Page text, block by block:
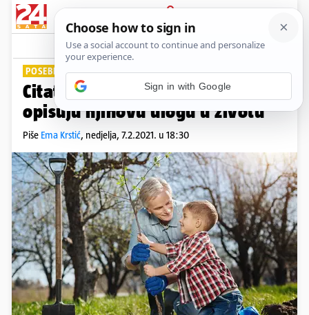
PRIJAVA
Lifestyle Komentari
POSEBNA VEZA
Citati o djedovima koji najbolje
opisuju njihovu ulogu u životu
Piše Ema Krstić, nedjelja, 7.2.2021. u 18:30
Sign in with Google